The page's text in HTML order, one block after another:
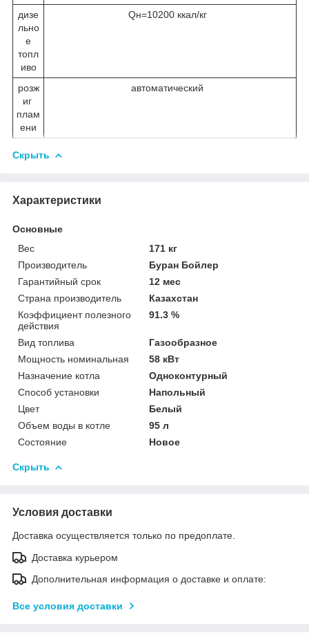
дизе
льно
е
топл
иво
Qн=10200 ккал/кг
розж
иг
плам
ени
автоматический
Скрыть
Характеристики
Основные
Вес
171 кг
Производитель
Буран Бойлер
Гарантийный срок
12 мес
Страна производитель
Казахстан
Коэффициент полезного
действия
91.3 %
Вид топлива
Газообразное
Мощность номинальная
58 кВт
Назначение котла
Одноконтурный
Способ установки
Напольный
Цвет
Белый
Объем воды в котле
95 л
Состояние
Новое
Скрыть
Условия доставки
Доставка осуществляется только по предоплате.
Доставка курьером
Дополнительная информация о доставке и оплате:
Все условия доставки